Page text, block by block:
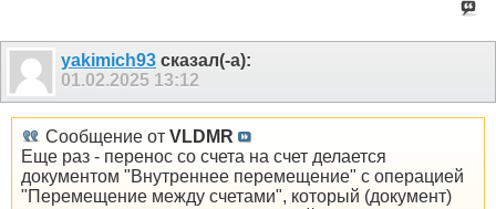
yakimich93 сказал(-а):
01.02.2025 13:12
Сообщение от VLDMR
Еще раз - перенос со счета на счет делается
документом "Внутреннее перемещение" с операцией
"Перемещение между счетами", который (документ)